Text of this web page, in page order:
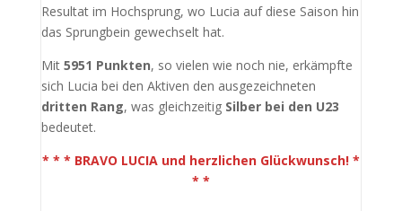
Resultat im Hochsprung, wo Lucia auf diese Saison hin
das Sprungbein gewechselt hat.
Mit 5951 Punkten, so vielen wie noch nie, erkämpfte
sich Lucia bei den Aktiven den ausgezeichneten
dritten Rang, was gleichzeitig Silber bei den U23
bedeutet.
* * * BRAVO LUCIA und herzlichen Glückwunsch! *
* *